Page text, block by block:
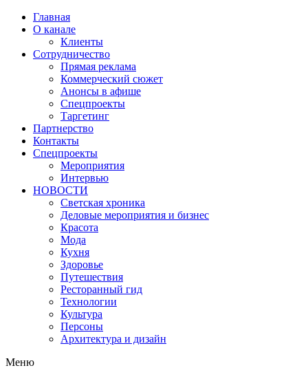
Главная
О канале
Клиенты
Сотрудничество
Прямая реклама
Коммерческий сюжет
Анонсы в афише
Cпецпроекты
Таргетинг
Партнерство
Контакты
Спецпроекты
Мероприятия
Интервью
НОВОСТИ
Светская хроника
Деловые мероприятия и бизнес
Красота
Мода
Кухня
Здоровье
Путешествия
Ресторанный гид
Технологии
Культура
Персоны
Архитектура и дизайн
Меню